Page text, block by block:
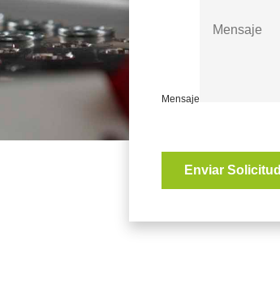
Mensaje
Enviar Solicitud